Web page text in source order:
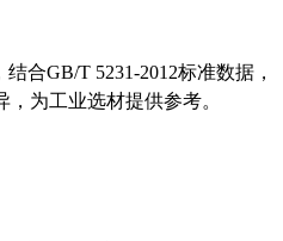
合GB/T 5231-2012标准数据，
为工业选材提供参考。